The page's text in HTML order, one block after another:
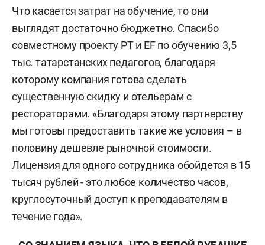
Что касается затрат на обучение, то они
выглядят достаточно бюджетно. Спасибо
совместному проекту РТ и EF по обучению 3,5
тыс. татарстанских педагогов, благодаря
которому компания готова сделать
существенную скидку и отельерам с
рестораторами. «Благодаря этому партнерству
мы готовы предоставить такие же условия – в
половину дешевле рыночной стоимости.
Лицензия для одного сотрудника обойдется в 15
тысяч рублей - это любое количество часов,
круглосуточный доступ к преподавателям в
течение года».